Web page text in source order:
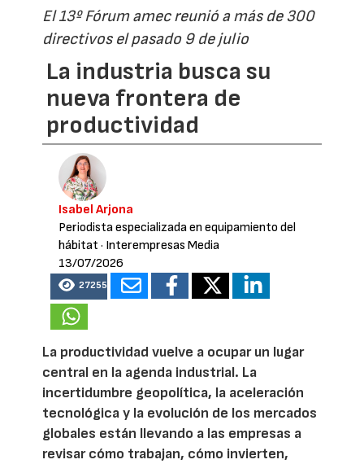
El 13º Fórum amec reunió a más de 300
directivos el pasado 9 de julio
La industria busca su
nueva frontera de
productividad
Isabel Arjona
Periodista especializada en equipamiento del
hábitat · Interempresas Media
13/07/2026
27255
La productividad vuelve a ocupar un lugar
central en la agenda industrial. La
incertidumbre geopolítica, la aceleración
tecnológica y la evolución de los mercados
globales están llevando a las empresas a
revisar cómo trabajan, cómo invierten,